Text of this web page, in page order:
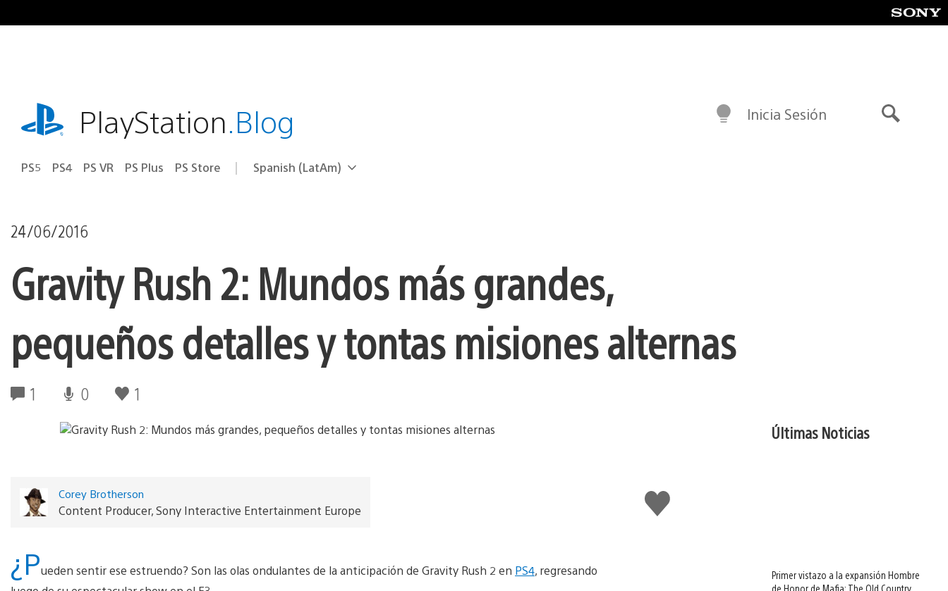
al
playstation.comPlayStation.Blog
PS5 PS4 PS VR PS Plus PS Store Elige
Región
Spanish (LatAm)
Inicia Sesión
24/06/2016
Gravity Rush 2: Mundos más grandes,
pequeños detalles y tontas misiones alternas
1 0 1
Me
gusta
Corey Brotherson
Content Producer, Sony Interactive Entertainment Europe
¿Pueden sentir ese estruendo? Son las olas ondulantes de la anticipación de Gravity Rush 2 en PS4, regresando
Últimas Noticias
Primer vistazo a la expansión Hombre
de Honor de Mafia: The Old Country